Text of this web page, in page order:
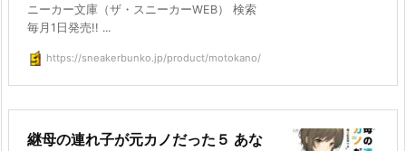
ニーカー文庫（ザ・スニーカーWEB） 検索
毎月1日発売!! ...
https://sneakerbunko.jp/product/motokano/
継母の連れ子が元カノだった５ あな